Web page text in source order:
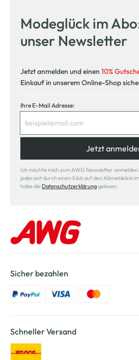
Modeglück im
unser Newsletter
Jetzt anmelden und einen 10%
Einkauf in unserem Online-Shop
Ihre E-Mail Adresse:
Jetzt
Ich möchte mich zum AWG Newsletter
jederzeit durch einen Klick auf den Abmeldelink
habe die Datenschutzerklärunggelesen.
Sicher bezahlen
Schneller Versand